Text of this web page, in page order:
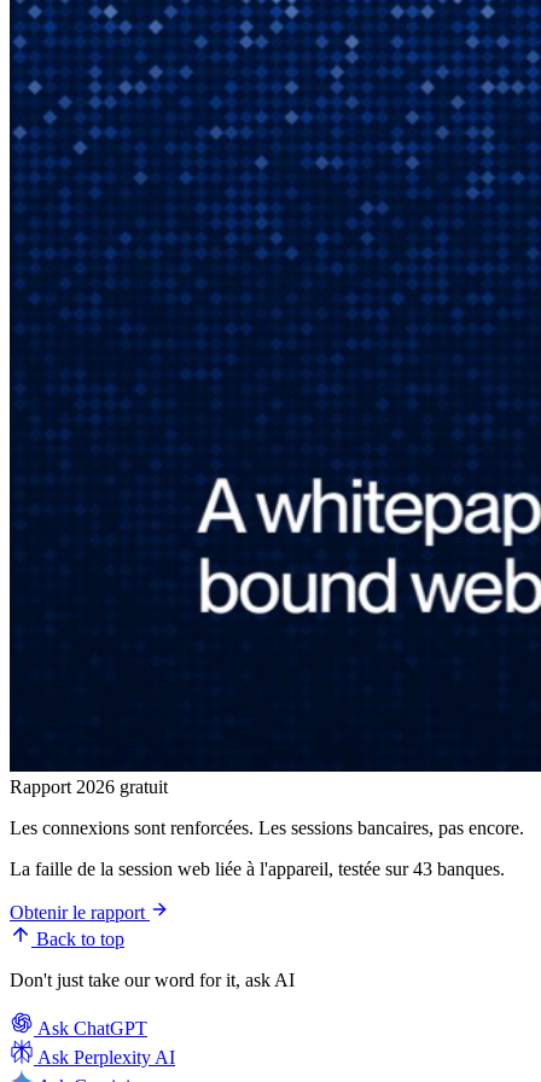
Rapport 2026 gratuit
Les connexions sont renforcées. Les sessions bancaires, pas encore.
La faille de la session web liée à l'appareil, testée sur 43 banques.
Obtenir le rapport
Back to top
Don't just take our word for it, ask AI
Ask ChatGPT
Ask Perplexity AI